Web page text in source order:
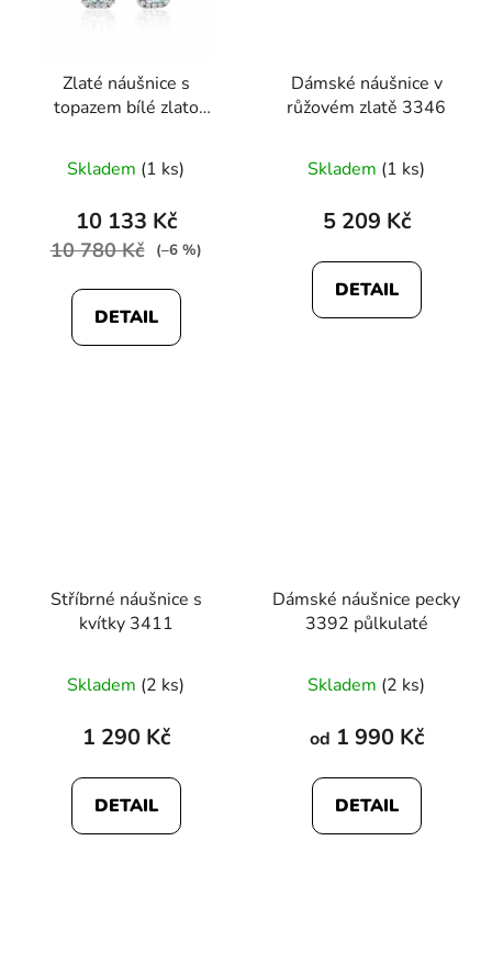
Zlaté náušnice s
topazem bílé zlato
Skladem (1 ks)
10 133 Kč
10 780 Kč (–6 %)
DETAIL
Dámské náušnice v
růžovém zlatě 3346
Skladem (1 ks)
5 209 Kč
DETAIL
Stříbrné náušnice s
kvítky 3411
Skladem (2 ks)
1 290 Kč
DETAIL
Dámské náušnice pecky
3392 půlkulaté
Skladem (2 ks)
od 1 990 Kč
DETAIL